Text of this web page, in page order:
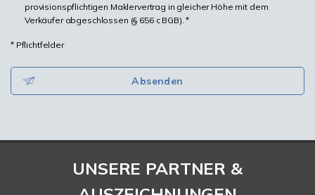
provisionspflichtigen Maklervertrag in gleicher Höhe mit dem
Verkäufer abgeschlossen (§ 656 c BGB). *
* Pflichtfelder
Absenden
UNSERE PARTNER &